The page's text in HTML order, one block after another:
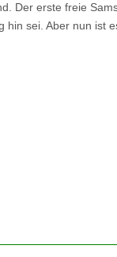
Der erste freie
hin sei. Aber nun ist